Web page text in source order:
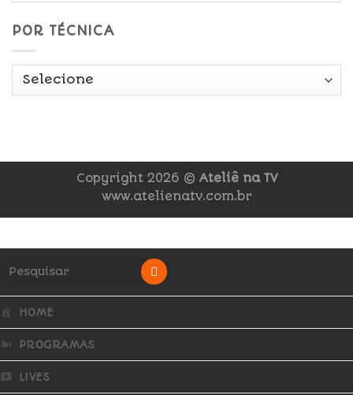
POR TÉCNICA
Copyright 2026 © Ateliê na TV
www.atelienatv.com.br
HOME
PROGRAMAS
LIVES